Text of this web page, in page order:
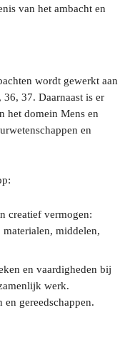
van het ambacht en
wordt gewerkt aan
37. Daarnaast is er
het domein Mens en
en
creatief vermogen:
middelen,
en vaardigheden bij
werk.
gereedschappen.